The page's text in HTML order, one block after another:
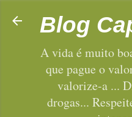
Pular para o
Blog
A vida é muito
que pague o
valorize-a ...
drogas...